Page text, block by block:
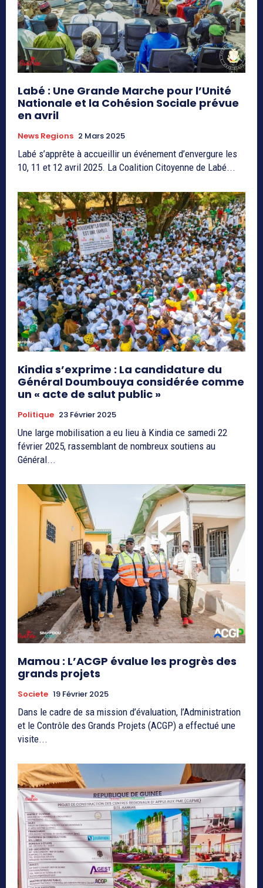
Labé : Une Grande Marche pour l’Unité
Nationale et la Cohésion Sociale prévue
en avril
News Regions 2 Mars 2025
Labé s’apprête à accueillir un événement d’envergure les
10, 11 et 12 avril 2025. La Coalition Citoyenne de Labé...
Kindia s’exprime : La candidature du
Général Doumbouya considérée comme
un « acte de salut public »
Politique 23 Février 2025
Une large mobilisation a eu lieu à Kindia ce samedi 22
février 2025, rassemblant de nombreux soutiens au
Général...
Mamou : L’ACGP évalue les progrès des
grands projets
Societe 19 Février 2025
Dans le cadre de sa mission d’évaluation, l’Administration
et le Contrôle des Grands Projets (ACGP) a effectué une
visite...